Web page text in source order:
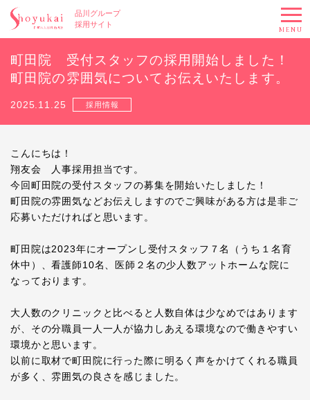
品川グループ
採用サイト
MENU
町田院 受付スタッフの採用開始しました！
町田院の雰囲気についてお伝えいたします。
2025.11.25 採用情報
こんにちは！
翔友会 人事採用担当です。
今回町田院の受付スタッフの募集を開始いたしました！
町田院の雰囲気などお伝えしますのでご興味がある方は是非ご
応募いただければと思います。
町田院は2023年にオープンし受付スタッフ７名（うち１名育
休中）、看護師10名、医師２名の少人数アットホームな院に
なっております。
大人数のクリニックと比べると人数自体は少なめではあります
が、その分職員一人一人が協力しあえる環境なので働きやすい
環境かと思います。
以前に取材で町田院に行った際に明るく声をかけてくれる職員
が多く、雰囲気の良さを感じました。